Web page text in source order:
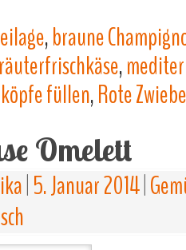
,braune
,
füllen,Rote
Omelett
5. Januar 2014